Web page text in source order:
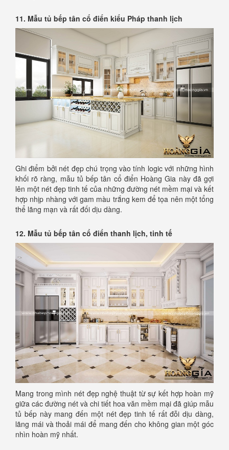
11. Mẫu tủ bếp tân cổ điển kiểu Pháp thanh lịch
Ghi điểm bởi nét đẹp chú trọng vào tính logic với những hình
khối rõ ràng, mẫu tủ bếp tân cổ điển Hoàng Gia này đã gợi
lên một nét đẹp tinh tế của những đường nét mềm mại và kết
hợp nhịp nhàng với gam màu trắng kem để tọa nên một tổng
thể lãng mạn và rất đối dịu dàng.
12. Mẫu tủ bếp tân cổ điển thanh lịch, tinh tế
Mang trong mình nét đẹp nghệ thuật từ sự kết hợp hoàn mỹ
giữa các đường nét và chi tiết hoa văn mềm mại đã giúp mẫu
tủ bếp này mang đến một nét đẹp tinh tế rất đỗi dịu dàng,
lãng mái và thoải mái để mang đến cho không gian một góc
nhìn hoàn mỹ nhất.